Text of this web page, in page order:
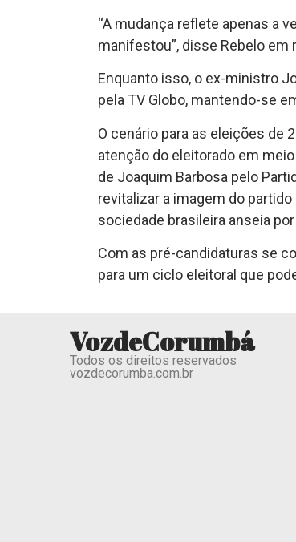
“A mudança reflete apenas a
manifestou”, disse Rebelo
Enquanto isso, o ex-ministro
pela TV Globo, mantendo-se
O cenário para as eleições de
atenção do eleitorado em
de Joaquim Barbosa pelo
revitalizar a imagem do
sociedade brasileira anseia
Com as pré-candidaturas se
para um ciclo eleitoral que
VozdeCorumbá
Todos os direitos reservados
vozdecorumba.com.br